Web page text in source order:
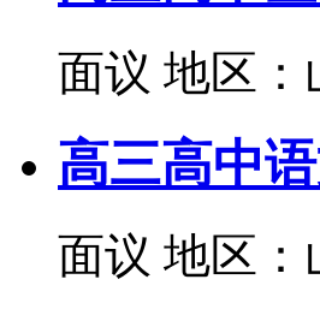
面议 地区：
高三高中
面议 地区：